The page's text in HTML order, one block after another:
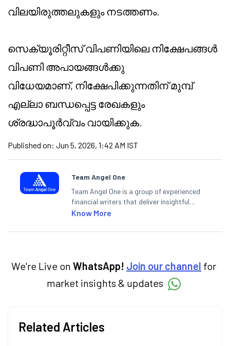
വിലയിരുത്തലുകളും നടത്തണം.
സെക്യൂരിറ്റീസ് വിപണിയിലെ നിക്ഷേപങ്ങൾ
വിപണി അപായങ്ങൾക്കു
വിധേയമാണ്, നിക്ഷേപിക്കുന്നതിന് മുമ്പ്
എല്ലാ ബന്ധപ്പെട്ട രേഖകളും
ശ്രദ്ധാപൂർവ്വം വായിക്കുക.
Published on: Jun 5, 2026, 1:42 AM IST
Team Angel One
Team Angel One is a group of experienced
financial writers that deliver insightful
articles on the stock market, IPO, economy,
categories.
Know More
We're Live on WhatsApp! Join our channel for
market insights & updates
Related Articles